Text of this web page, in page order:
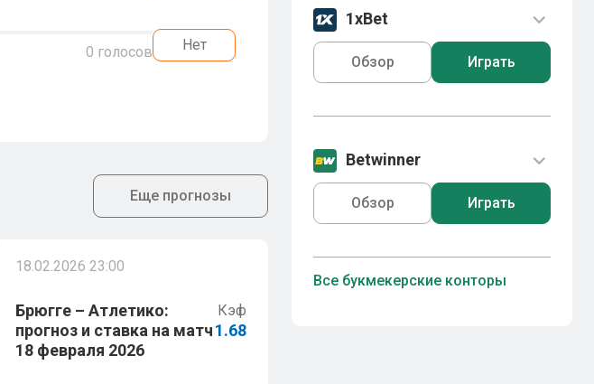
0 голосов Нет
Еще прогнозы
18.02.2026 23:00
Брюгге – Атлетико:
прогноз и ставка на матч
18 февраля 2026
Кэф
1.68
1xBet
Обзор Играть
Betwinner
Обзор Играть
Все букмекерские конторы